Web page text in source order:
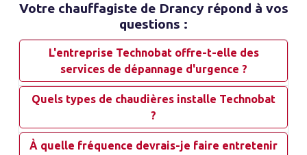
Votre chauffagiste de Drancy répond à vos
questions :
L'entreprise Technobat offre-t-elle des
services de dépannage d'urgence ?
Quels types de chaudières installe Technobat
?
À quelle fréquence devrais-je faire entretenir